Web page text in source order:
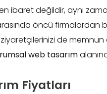
ibaret değildir, aynı
öncü firmalardan
ziyaretçilerinizi de
web tasarım
Fiyatları